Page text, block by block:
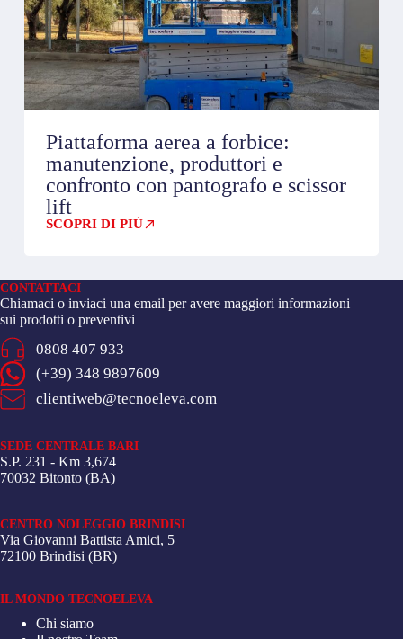
Piattaforma aerea a forbice:
manutenzione, produttori e
confronto con pantografo e scissor
lift
SCOPRI DI PIÙ
CONTATTACI
Chiamaci o inviaci una email per avere maggiori informazioni
sui prodotti o preventivi
0808 407 933
(+39) 348 9897609
clientiweb@tecnoeleva.com
SEDE CENTRALE BARI
S.P. 231 - Km 3,674
70032 Bitonto (BA)
CENTRO NOLEGGIO BRINDISI
Via Giovanni Battista Amici, 5
72100 Brindisi (BR)
IL MONDO TECNOELEVA
Chi siamo